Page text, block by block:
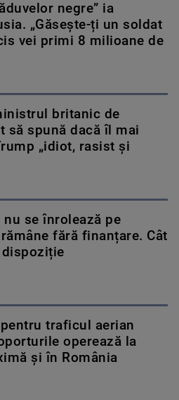
negre” ia
„Găsește-ți un soldat
vei primi 8 milioane de
britanic de
să spună dacă îl mai
„idiot, rasist și
se înrolează pe
fără finanțare. Cât
traficul aerian
operează la
și în România